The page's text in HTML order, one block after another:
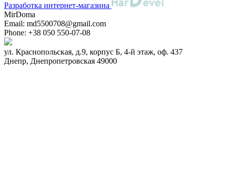
Разработка интернет-магазина
MirDoma
Email: md5500708@gmail.com
Phone: +38 050 550-07-08
ул. Краснопольская, д.9, корпус Б, 4-й этаж, оф. 437
Днепр, Днепропетровская 49000